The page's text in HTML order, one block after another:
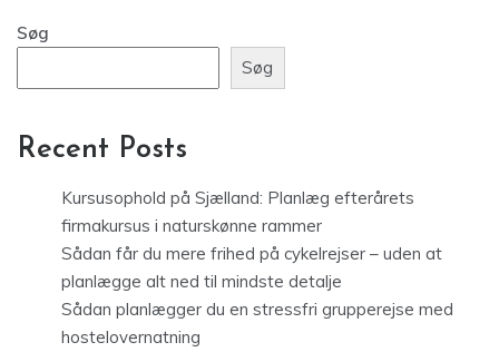
Søg
Søg
Recent Posts
Kursusophold på Sjælland: Planlæg efterårets
firmakursus i naturskønne rammer
Sådan får du mere frihed på cykelrejser – uden at
planlægge alt ned til mindste detalje
Sådan planlægger du en stressfri grupperejse med
hostelovernatning